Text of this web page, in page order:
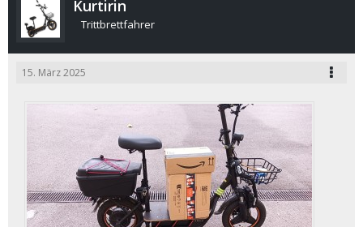
Kurtirin
Trittbrettfahrer
15. März 2025